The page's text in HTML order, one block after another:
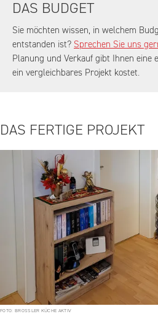
DAS BUDGET
Sie möchten wissen, in welchem
entstanden ist? Sprechen Sie uns
Planung und Verkauf gibt Ihnen eine
ein vergleichbares Projekt kostet.
DAS FERTIGE PROJEKT
FOTO: BROSSLER KÜCHE AKTIV